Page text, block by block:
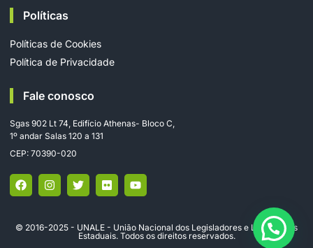
Políticas
Políticas de Cookies
Política de Privacidade
Fale conosco
Sgas 902 Lt 74, Edifício Athenas- Bloco C,
1º andar Salas 120 a 131
CEP: 70390-020
© 2016-2025 - UNALE - União Nacional dos Legisladores e Legislativos
Estaduais. Todos os direitos reservados.